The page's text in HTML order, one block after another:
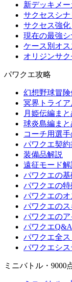
新デッキメ
サクセスシ
サクセス強
現在の最強
ケース別オ
オリジンサ
パワクエ攻略
幻想野球冒
冥界トライ
月姫伝編まと
球炎島編まと
コーチ用選
パワクエ契
装備品解説
遠征モード解
パワクエの
パワクエの
パワクエの
パワクエの
パワクエの
パワクエQ&A
パワクエ全
パワクエシ
ミニバトル・9000